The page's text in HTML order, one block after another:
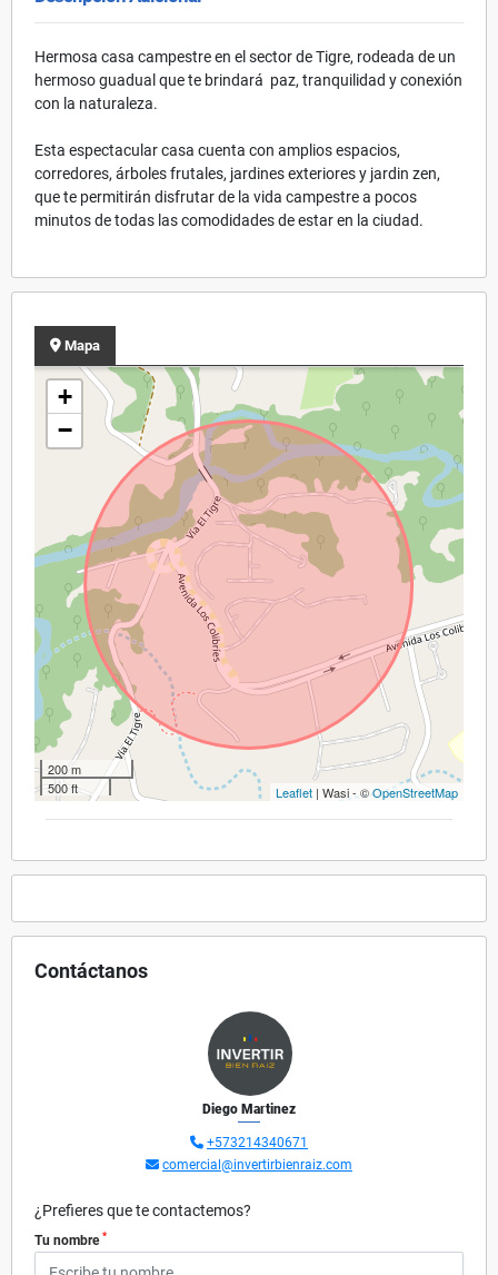
Hermosa casa campestre en el sector de Tigre, rodeada de un
hermoso guadual que te brindará paz, tranquilidad y conexión
con la naturaleza.
Esta espectacular casa cuenta con amplios espacios,
corredores, árboles frutales, jardines exteriores y jardin zen,
que te permitirán disfrutar de la vida campestre a pocos
minutos de todas las comodidades de estar en la ciudad.
Mapa
+
−
200 m
500 ft
Leaflet | Wasi - ©OpenStreetMap
Contáctanos
Diego Martinez
+573214340671
comercial@invertirbienraiz.com
¿Prefieres que te contactemos?
Tu nombre *